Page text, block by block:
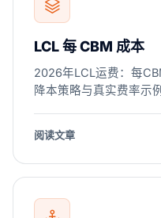
LCL 每 CBM 成本
2026年LCL运费：每
降本策略与真实费率示
阅读文章